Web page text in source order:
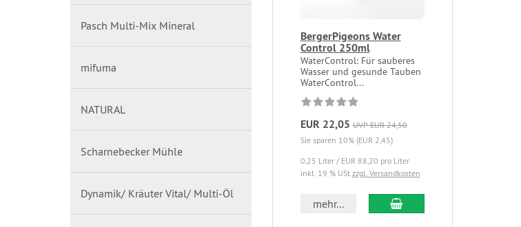
BergerPigeons Water
Control 250ml
WaterControl: Für sauberes
Wasser und gesunde Tauben
WaterControl...
EUR 22,05 UVP EUR 24,50
Sie sparen 10% (EUR 2,45)
0,25 Liter / EUR 88,20 pro Liter
inkl. 19 % USt zzgl. Versandkosten
mehr...
Pasch Multi-Mix Mineral
mifuma
NATURAL
Scharnebecker Mühle
Dynamik/ Kräuter Vital/ Multi-Öl